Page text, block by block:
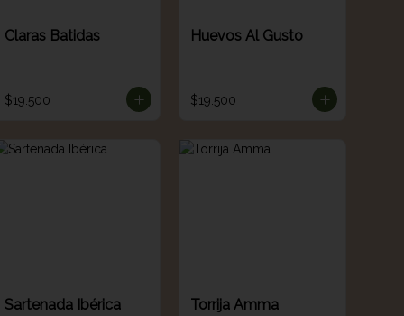
Claras Batidas
$19.500
Huevos Al Gusto
$19.500
Sartenada Ibérica Torrija Amma